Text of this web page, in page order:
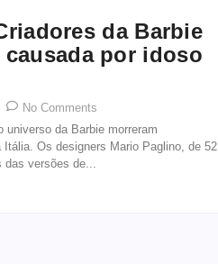
da Barbie
por idoso
No Comments
universo da Barbie morreram
Os designers Mario Paglino, de 52
das versões de...